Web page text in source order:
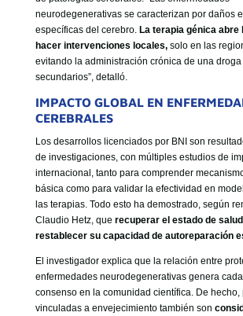
neurodegenerativas se caracterizan por daños
específicas del cerebro. La terapia génica abre
hacer intervenciones locales,solo en las
evitando la administración crónica de una droga
secundarios”, detalló.
IMPACTO GLOBAL EN
CEREBRALES
Los desarrollos licenciados por BNI son
de investigaciones, con múltiples estudios de
internacional, tanto para comprender
básica como para validar la efectividad en
las terapias. Todo esto ha demostrado, según
Claudio Hetz, que recuperar el estado de
restablecer su capacidad de autoreparación
El investigador explica que la relación entre
enfermedades neurodegenerativas genera
consenso en la comunidad científica. De hecho,
vinculadas a envejecimiento también son